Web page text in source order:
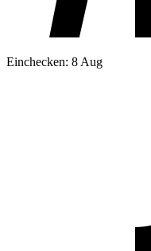
Einchecken: 8 Aug